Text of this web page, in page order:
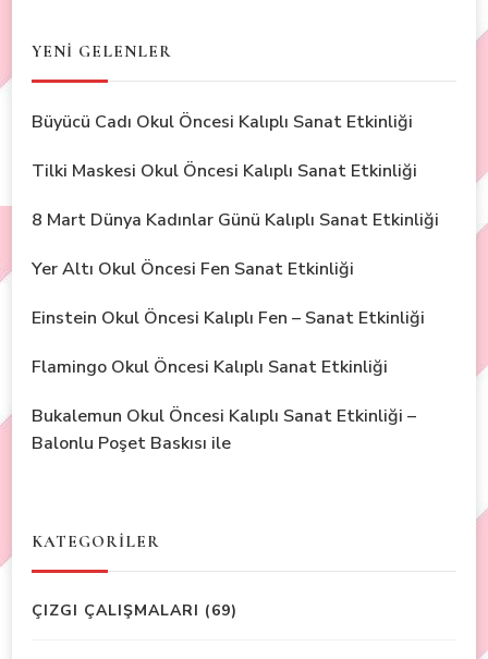
YENİ GELENLER
Büyücü Cadı Okul Öncesi Kalıplı Sanat Etkinliği
Tilki Maskesi Okul Öncesi Kalıplı Sanat Etkinliği
8 Mart Dünya Kadınlar Günü Kalıplı Sanat Etkinliği
Yer Altı Okul Öncesi Fen Sanat Etkinliği
Einstein Okul Öncesi Kalıplı Fen – Sanat Etkinliği
Flamingo Okul Öncesi Kalıplı Sanat Etkinliği
Bukalemun Okul Öncesi Kalıplı Sanat Etkinliği –
Balonlu Poşet Baskısı ile
KATEGORİLER
ÇIZGI ÇALIŞMALARI (69)